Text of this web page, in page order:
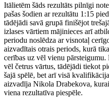
Itālietēm šāds rezultāts pilnīgi
pašas šodien ar rezultātu 1:15
tādējādi savā grupā finišējot
izlases vārtiem mājinieces arī
periodu noslēdza ar visnotaļ
aizvadītais otrais periods, kurā
cerības uz vēl vienu pārsteigumu.
vēl četrus vārtus, tādējādi tiekot
šajā spēlē, bet arī visā
aizvadīja Nikola Drabekova,
viena rezultatīva piespēle.